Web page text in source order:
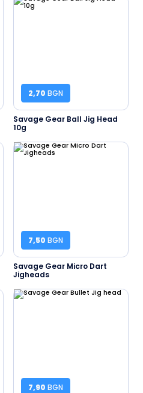
2,70 BGN
Savage Gear Ball Jig Head
10g
7,50 BGN
Savage Gear Micro Dart
Jigheads
7,90 BGN